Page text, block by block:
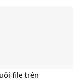
file trên